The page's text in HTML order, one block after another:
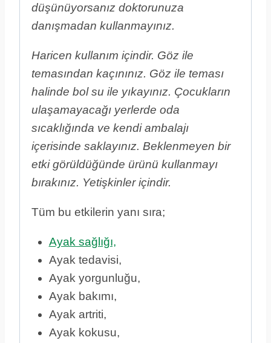
düşünüyorsanız doktorunuza
danışmadan kullanmayınız.
Haricen kullanım içindir. Göz ile
temasından kaçınınız. Göz ile teması
halinde bol su ile yıkayınız. Çocukların
ulaşamayacağı yerlerde oda
sıcaklığında ve kendi ambalajı
içerisinde saklayınız. Beklenmeyen bir
etki görüldüğünde ürünü kullanmayı
bırakınız. Yetişkinler içindir.
Tüm bu etkilerin yanı sıra;
Ayak sağlığı,
Ayak tedavisi,
Ayak yorgunluğu,
Ayak bakımı,
Ayak artriti,
Ayak kokusu,